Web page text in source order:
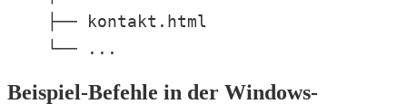
    ├── kontakt.html
    └── ...
Beispiel-Befehle in der Windows-